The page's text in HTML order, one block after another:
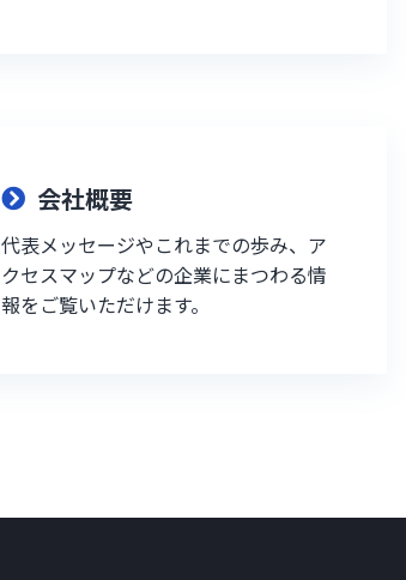
会社概要
代表メッセージやこれまでの歩み、ア
クセスマップなどの企業にまつわる情
報をご覧いただけます。